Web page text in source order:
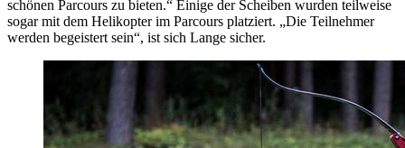
schönen Parcours zu bieten.“ Einige der Scheiben wurden teilweise
sogar mit dem Helikopter im Parcours platziert. „Die Teilnehmer
werden begeistert sein“, ist sich Lange sicher.